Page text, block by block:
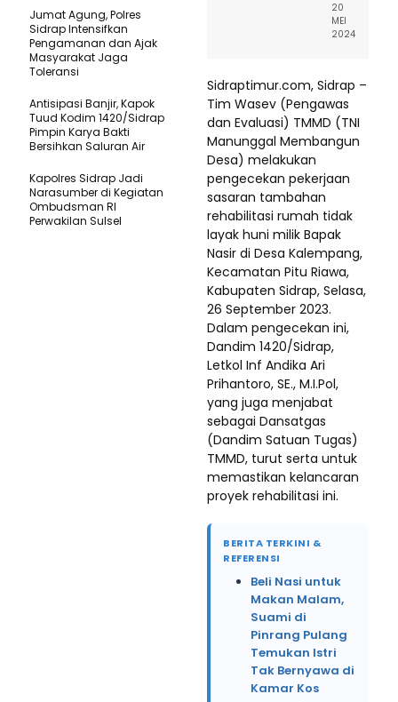
20
MEI
2024
Sidraptimur.com, Sidrap –
Tim Wasev (Pengawas
dan Evaluasi) TMMD (TNI
Manunggal Membangun
Desa) melakukan
pengecekan pekerjaan
sasaran tambahan
rehabilitasi rumah tidak
layak huni milik Bapak
Nasir di Desa Kalempang,
Kecamatan Pitu Riawa,
Kabupaten Sidrap, Selasa,
26 September 2023.
Dalam pengecekan ini,
Dandim 1420/Sidrap,
Letkol Inf Andika Ari
Prihantoro, SE., M.I.Pol,
yang juga menjabat
sebagai Dansatgas
(Dandim Satuan Tugas)
TMMD, turut serta untuk
memastikan kelancaran
proyek rehabilitasi ini.
BERITA TERKINI &
REFERENSI
Beli Nasi untuk
Makan Malam,
Suami di
Pinrang Pulang
Temukan Istri
Tak Bernyawa di
Kamar Kos
Jumat Agung, Polres
Sidrap Intensifkan
Pengamanan dan Ajak
Masyarakat Jaga
Toleransi
Antisipasi Banjir, Kapok
Tuud Kodim 1420/Sidrap
Pimpin Karya Bakti
Bersihkan Saluran Air
Kapolres Sidrap Jadi
Narasumber di Kegiatan
Ombudsman RI
Perwakilan Sulsel